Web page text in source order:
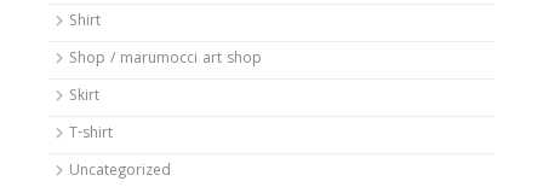
Shirt
Shop / marumocci art shop
Skirt
T-shirt
Uncategorized